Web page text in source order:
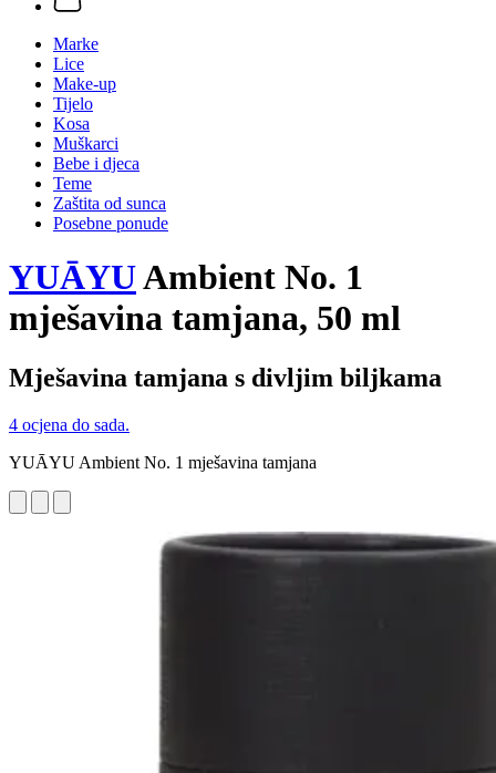
Marke
Lice
Make-up
Tijelo
Kosa
Muškarci
Bebe i djeca
Teme
Zaštita od sunca
Posebne ponude
YUĀYUAmbient No. 1
mješavina tamjana, 50 ml
Mješavina tamjana s divljim biljkama
4 ocjena do sada.
YUĀYU Ambient No. 1 mješavina tamjana